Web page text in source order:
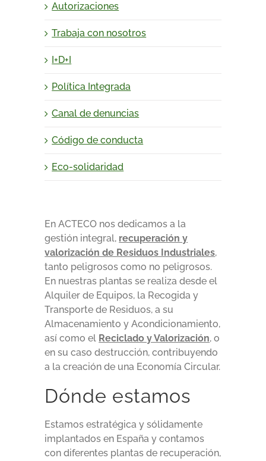
Autorizaciones
Trabaja con nosotros
I+D+I
Política Integrada
Canal de denuncias
Código de conducta
Eco-solidaridad
En ACTECO nos dedicamos a la
gestión integral, recuperación y
valorización de Residuos Industriales,
tanto peligrosos como no peligrosos.
En nuestras plantas se realiza desde el
Alquiler de Equipos, la Recogida y
Transporte de Residuos, a su
Almacenamiento y Acondicionamiento,
así como el Reciclado y Valorización, o
en su caso destrucción, contribuyendo
a la creación de una Economía Circular.
Dónde estamos
Estamos estratégica y sólidamente
implantados en España y contamos
con diferentes plantas de recuperación,